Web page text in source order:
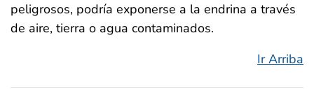
peligrosos, podría exponerse a la endrina a través
de aire, tierra o agua contaminados.
Ir Arriba